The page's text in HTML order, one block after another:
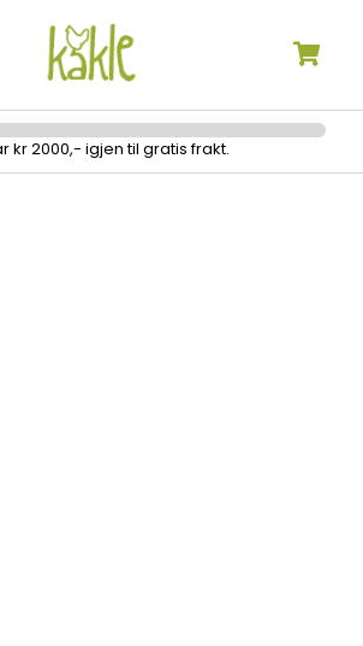
kr 2000,- igjen til gratis frakt.